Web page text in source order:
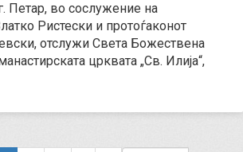
Петар, во сослужение на
Ристески и протоѓаконот
отслужи Света Божествена
црквата „Св. Илија“,